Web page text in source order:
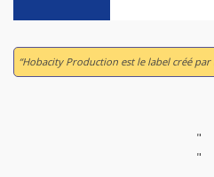
“Hobacity Production est le label créé
"
"